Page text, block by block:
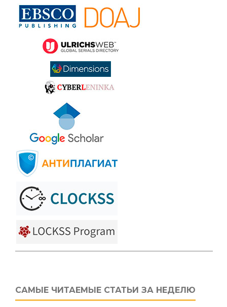
САМЫЕ ЧИТАЕМЫЕ СТАТЬИ ЗА НЕДЕЛЮ